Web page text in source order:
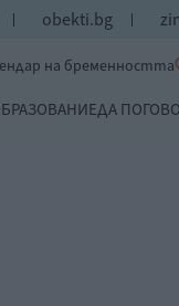
obekti.bg
на бременността
ДА